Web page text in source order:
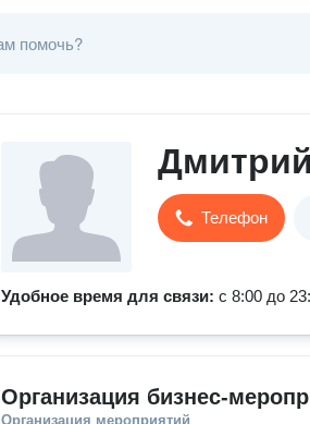
Телефон
Удобное время для связи: с 8:00 до
Организация бизнес-
Организация мероприятий